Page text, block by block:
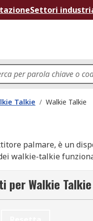
Settori
Talkie / Walkie Talkie
palmare, è un
walkie-talkie
altra radio che
portatili, fissate alla
il trasmettitore si
per Walkie Talkie